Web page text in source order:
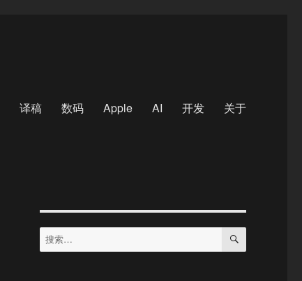
译稿 数码 Apple AI 开发 关于
搜
索：
搜